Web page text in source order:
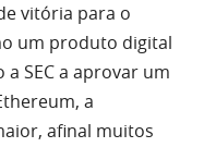
vitória para o
um produto digital
SEC a aprovar um
a
afinal muitos